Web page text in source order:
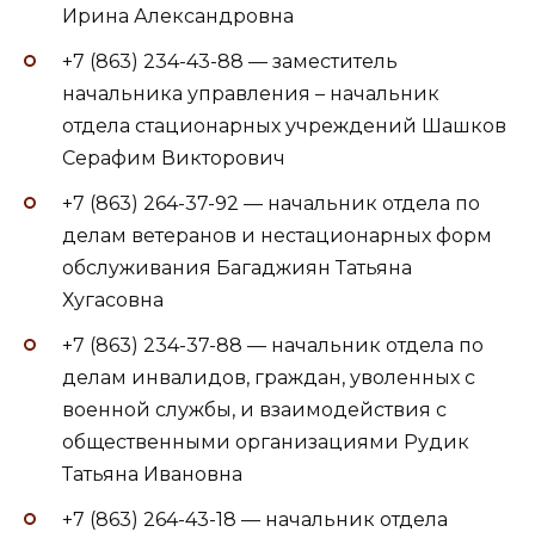
Ирина Александровна
+7 (863) 234-43-88 — заместитель
начальника управления – начальник
отдела стационарных учреждений Шашков
Серафим Викторович
+7 (863) 264-37-92 — начальник отдела по
делам ветеранов и нестационарных форм
обслуживания Багаджиян Татьяна
Хугасовна
+7 (863) 234-37-88 — начальник отдела по
делам инвалидов, граждан, уволенных с
военной службы, и взаимодействия с
общественными организациями Рудик
Татьяна Ивановна
+7 (863) 264-43-18 — начальник отдела